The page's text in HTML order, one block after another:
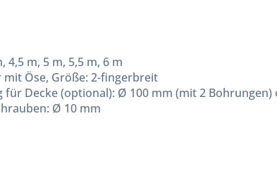
4,5 m, 5 m, 5,5 m, 6 m
mit Öse, Größe: 2-fingerbreit
Decke (optional): Ø 100 mm (mit 2 Bohrungen)
Ø 10 mm